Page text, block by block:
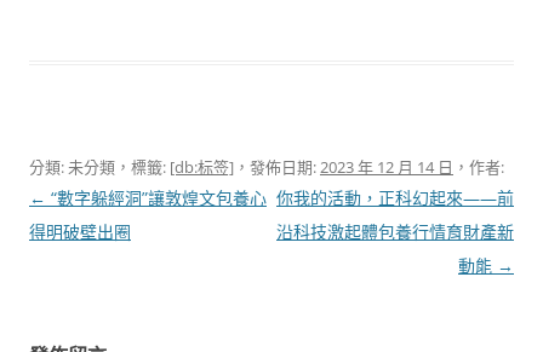
分類: 未分類，標籤: [db:标签] ，發佈日期:2023 年 12 月 14 日 ，作者:
文
章
← “數字躲經洞”讓敦煌文包養心
得明破壁出圈
你我的活動，正科幻起來——前
沿科技激起體包養行情育財產新
動能 →